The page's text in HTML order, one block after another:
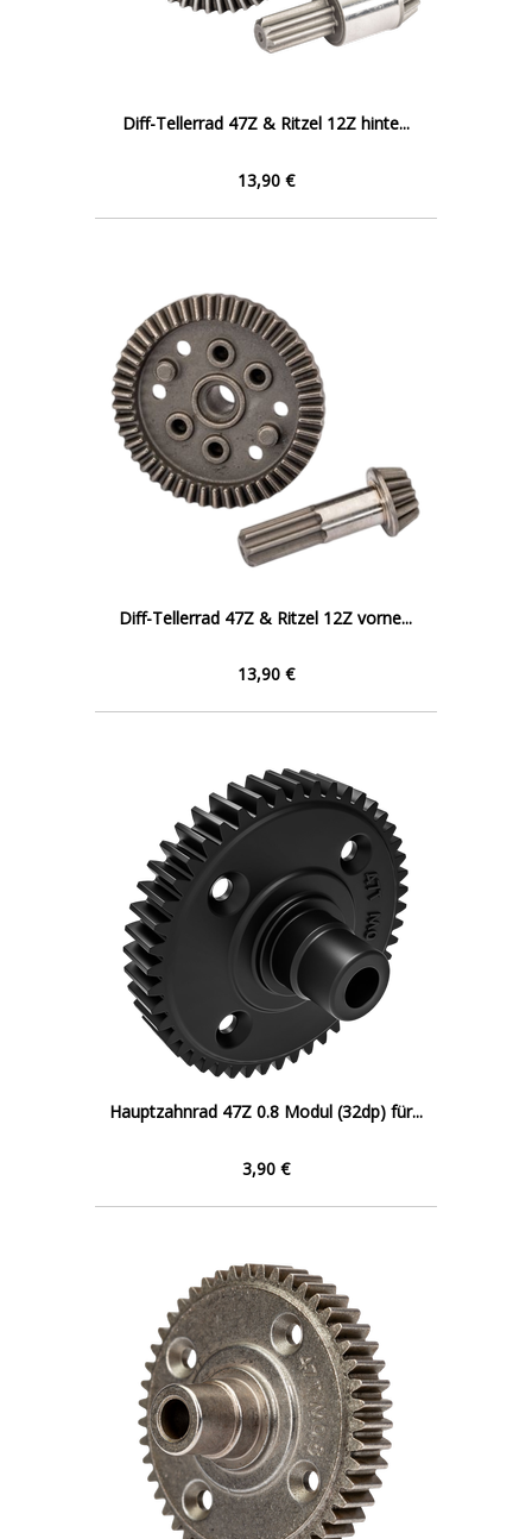
Diff-Tellerrad 47Z & Ritzel 12Z hinte...
13,90 €
Diff-Tellerrad 47Z & Ritzel 12Z vorne...
13,90 €
Hauptzahnrad 47Z 0.8 Modul (32dp) für...
3,90 €